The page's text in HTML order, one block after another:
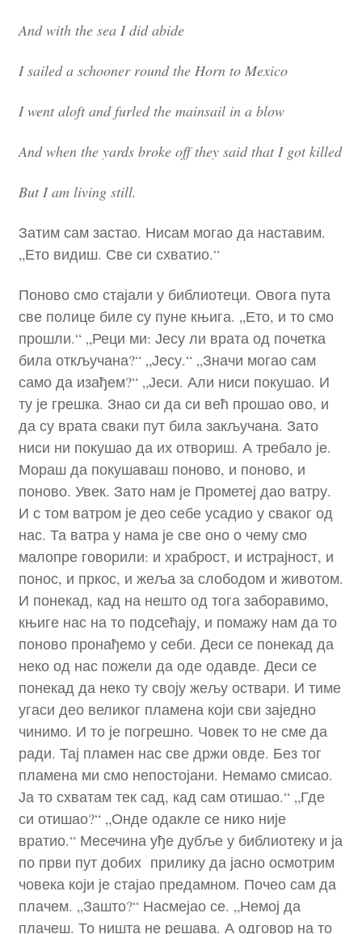
And with the sea I did abide
I sailed a schooner round the Horn to Mexico
I went aloft and furled the mainsail in a blow
And when the yards broke off they said that I got killed
But I am living still.
Затим сам застао. Нисам могао да наставим.
„Ето видиш. Све си схватио.“
Поново смо стајали у библиотеци. Овога пута
све полице биле су пуне књига. „Ето, и то смо
прошли.“ „Реци ми: Јесу ли врата од почетка
била откључана?“ „Јесу.“ „Значи могао сам
само да изађем?“ „Јеси. Али ниси покушао. И
ту је грешка. Знао си да си већ прошао ово, и
да су врата сваки пут била закључана. Зато
ниси ни покушао да их отвориш. А требало је.
Мораш да покушаваш поново, и поново, и
поново. Увек. Зато нам је Прометеј дао ватру.
И с том ватром је део себе усадио у сваког од
нас. Та ватра у нама је све оно о чему смо
малопре говорили: и храброст, и истрајност, и
понос, и пркос, и жеља за слободом и животом.
И понекад, кад на нешто од тога заборавимо,
књиге нас на то подсећају, и помажу нам да то
поново пронађемо у себи. Деси се понекад да
неко од нас пожели да оде одавде. Деси се
понекад да неко ту своју жељу оствари. И тиме
угаси део великог пламена који сви заједно
чинимо. И то је погрешно. Човек то не сме да
ради. Тај пламен нас све држи овде. Без тог
пламена ми смо непостојани. Немамо смисао.
Ја то схватам тек сад, кад сам отишао.“ „Где
си отишао?“ „Онде одакле се нико није
вратио.“ Месечина уђе дубље у библиотеку и ја
по први пут добих прилику да јасно осмотрим
човека који је стајао предамном. Почео сам да
плачем. „Зашто?“ Насмејао се. „Немој да
плачеш. То ништа не решава. А одговор на то